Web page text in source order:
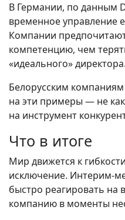
В Германии, по данным
временное управление
Компании
компетенцию, чем
«идеального» директора.
Белорусским
на эти примеры — не как
на инструмент
Что в итоге
Мир движется к
исключение. Интерим-
быстро реагировать на
компанию в моменты